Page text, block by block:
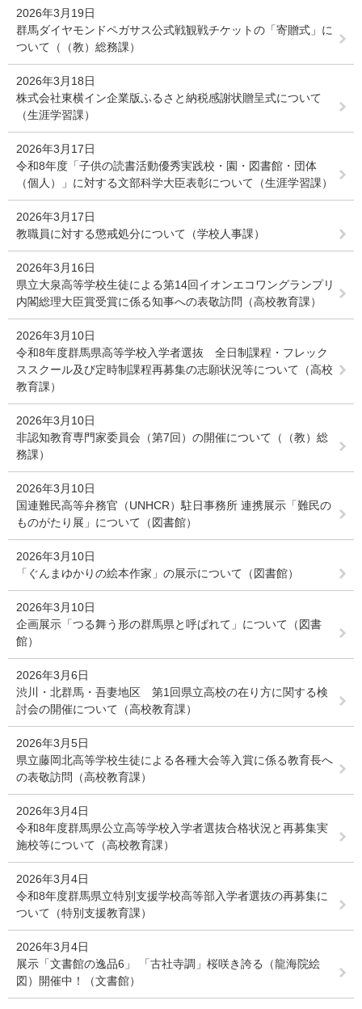
2026年3月19日
群馬ダイヤモンドペガサス公式戦観戦チケットの「寄贈式」に
ついて（（教）総務課）
2026年3月18日
株式会社東横イン企業版ふるさと納税感謝状贈呈式について
（生涯学習課）
2026年3月17日
令和8年度「子供の読書活動優秀実践校・園・図書館・団体
（個人）」に対する文部科学大臣表彰について（生涯学習課）
2026年3月17日
教職員に対する懲戒処分について（学校人事課）
2026年3月16日
県立大泉高等学校生徒による第14回イオンエコワングランプリ
内閣総理大臣賞受賞に係る知事への表敬訪問（高校教育課）
2026年3月10日
令和8年度群馬県高等学校入学者選抜 全日制課程・フレック
ススクール及び定時制課程再募集の志願状況等について（高校
教育課）
2026年3月10日
非認知教育専門家委員会（第7回）の開催について（（教）総
務課）
2026年3月10日
国連難民高等弁務官（UNHCR）駐日事務所 連携展示「難民の
ものがたり展」について（図書館）
2026年3月10日
「ぐんまゆかりの絵本作家」の展示について（図書館）
2026年3月10日
企画展示「つる舞う形の群馬県と呼ばれて」について（図書
館）
2026年3月6日
渋川・北群馬・吾妻地区 第1回県立高校の在り方に関する検
討会の開催について（高校教育課）
2026年3月5日
県立藤岡北高等学校生徒による各種大会等入賞に係る教育長へ
の表敬訪問（高校教育課）
2026年3月4日
令和8年度群馬県公立高等学校入学者選抜合格状況と再募集実
施校等について（高校教育課）
2026年3月4日
令和8年度群馬県立特別支援学校高等部入学者選抜の再募集に
ついて（特別支援教育課）
2026年3月4日
展示「文書館の逸品6」 「古社寺調」桜咲き誇る（龍海院絵
図）開催中！（文書館）